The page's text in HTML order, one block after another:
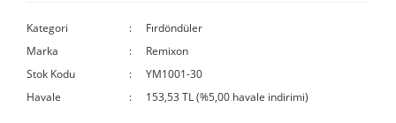
Kategori
Fırdöndüler
Marka
Remixon
Stok Kodu
YM1001-30
Havale
153,53 TL (%5,00 havale indirimi)